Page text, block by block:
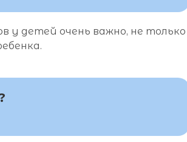
у детей очень важно, не только